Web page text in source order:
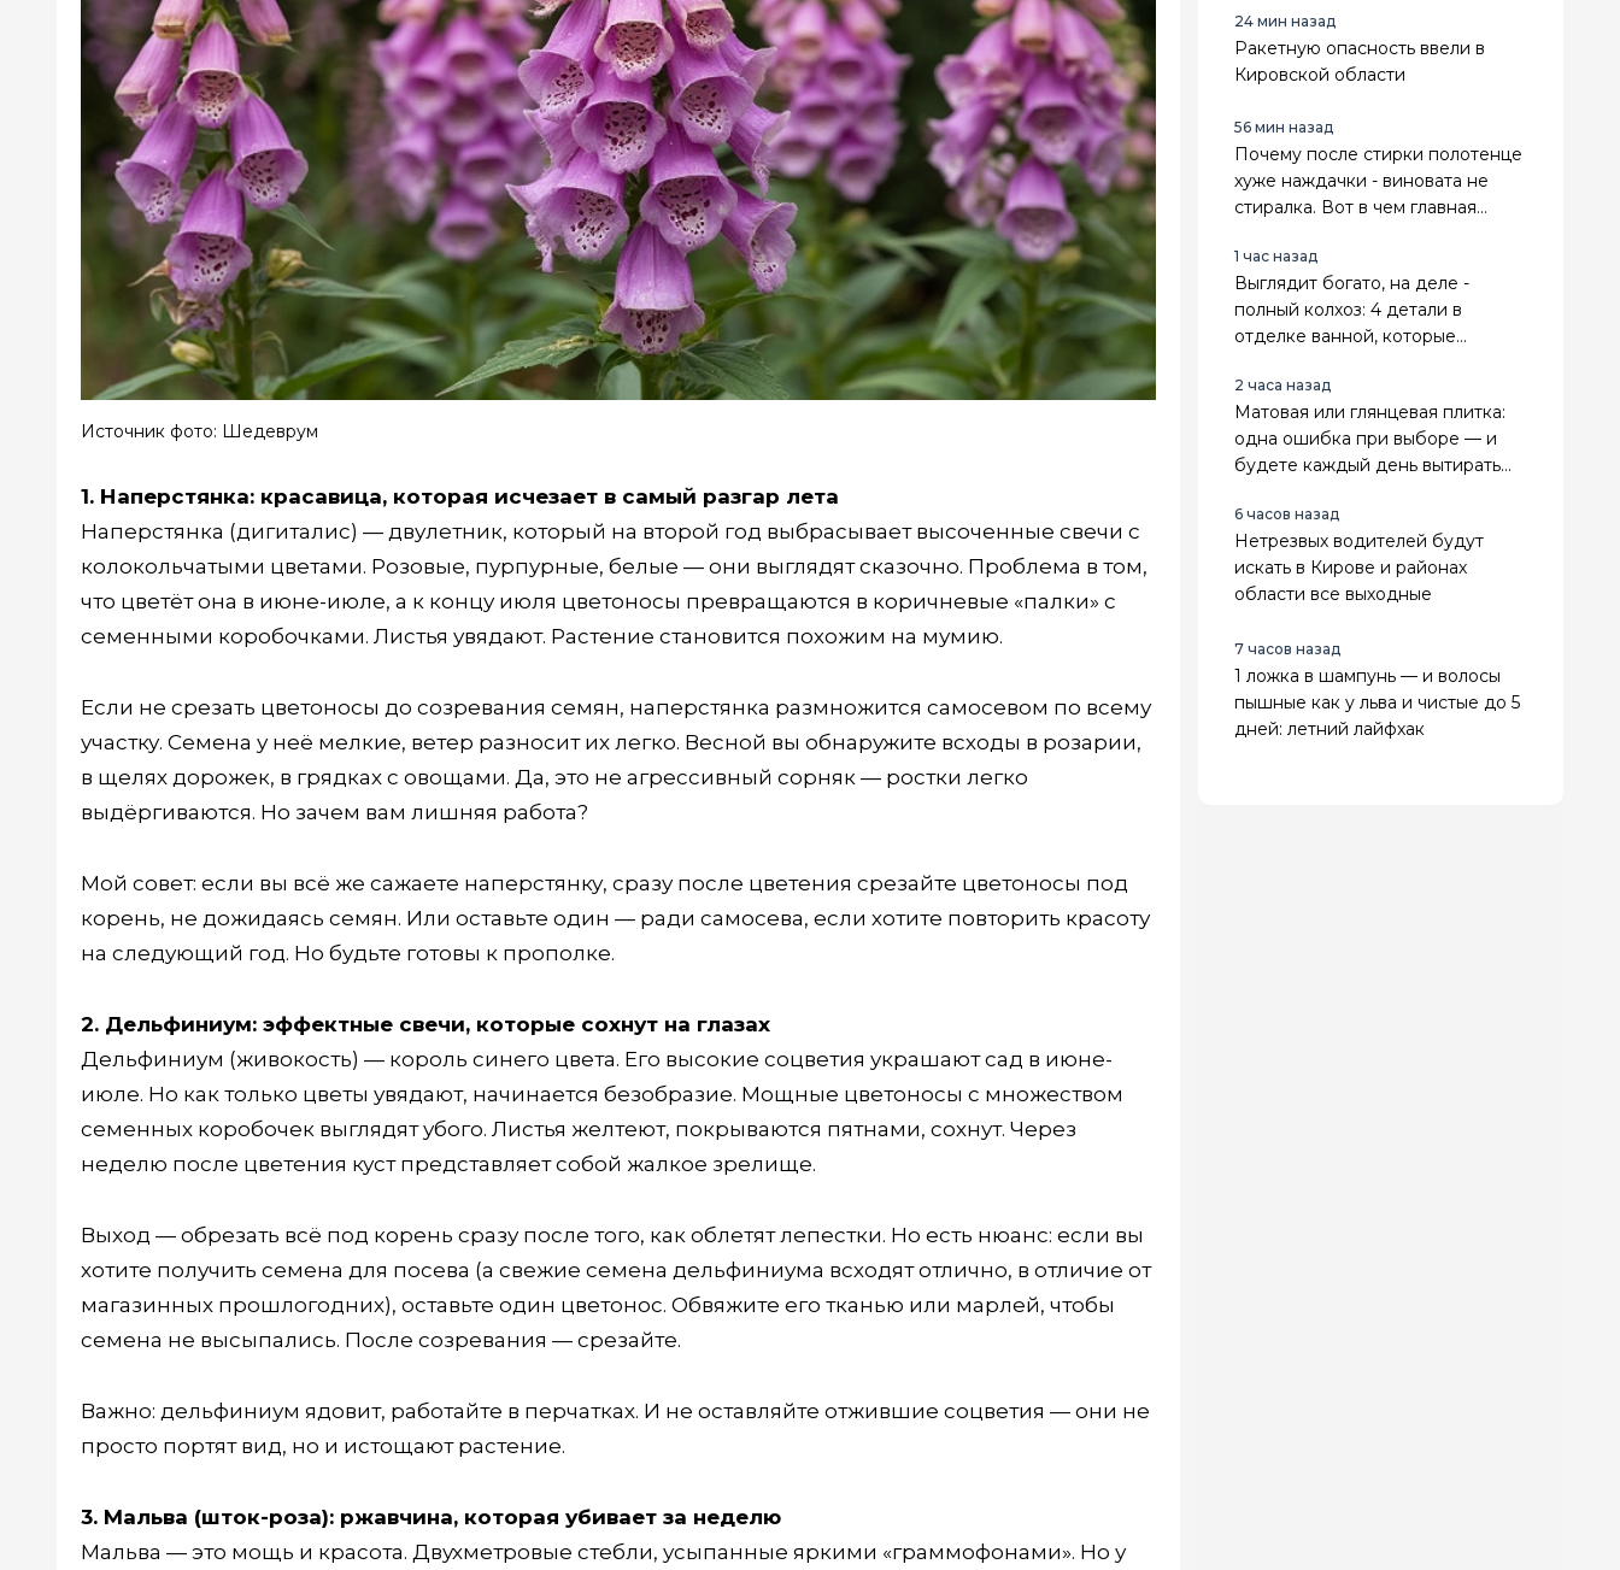
Источник фото: Шедеврум
1. Наперстянка: красавица, которая исчезает в самый разгар лета
Наперстянка (дигиталис) — двулетник, который на второй год выбрасывает высоченные свечи с
колокольчатыми цветами. Розовые, пурпурные, белые — они выглядят сказочно. Проблема в том,
что цветёт она в июне-июле, а к концу июля цветоносы превращаются в коричневые «палки» с
семенными коробочками. Листья увядают. Растение становится похожим на мумию.
Если не срезать цветоносы до созревания семян, наперстянка размножится самосевом по всему
участку. Семена у неё мелкие, ветер разносит их легко. Весной вы обнаружите всходы в розарии,
в щелях дорожек, в грядках с овощами. Да, это не агрессивный сорняк — ростки легко
выдёргиваются. Но зачем вам лишняя работа?
Мой совет: если вы всё же сажаете наперстянку, сразу после цветения срезайте цветоносы под
корень, не дожидаясь семян. Или оставьте один — ради самосева, если хотите повторить красоту
на следующий год. Но будьте готовы к прополке.
2. Дельфиниум: эффектные свечи, которые сохнут на глазах
Дельфиниум (живокость) — король синего цвета. Его высокие соцветия украшают сад в июне-
июле. Но как только цветы увядают, начинается безобразие. Мощные цветоносы с множеством
семенных коробочек выглядят убого. Листья желтеют, покрываются пятнами, сохнут. Через
неделю после цветения куст представляет собой жалкое зрелище.
Выход — обрезать всё под корень сразу после того, как облетят лепестки. Но есть нюанс: если вы
хотите получить семена для посева (а свежие семена дельфиниума всходят отлично, в отличие от
магазинных прошлогодних), оставьте один цветонос. Обвяжите его тканью или марлей, чтобы
семена не высыпались. После созревания — срезайте.
Важно: дельфиниум ядовит, работайте в перчатках. И не оставляйте отжившие соцветия — они не
просто портят вид, но и истощают растение.
3. Мальва (шток-роза): ржавчина, которая убивает за неделю
Мальва — это мощь и красота. Двухметровые стебли, усыпанные яркими «граммофонами». Но у
24 мин назад
Ракетную опасность ввели в
Кировской области
56 мин назад
Почему после стирки полотенце
хуже наждачки - виновата не
стиралка. Вот в чем главная
1 час назад
Выглядит богато, на деле -
полный колхоз: 4 детали в
отделке ванной, которые
ремонт
2 часа назад
Матовая или глянцевая плитка:
одна ошибка при выборе — и
будете каждый день вытирать
пола
6 часов назад
Нетрезвых водителей будут
искать в Кирове и районах
области все выходные
7 часов назад
1 ложка в шампунь — и волосы
пышные как у льва и чистые до 5
дней: летний лайфхак